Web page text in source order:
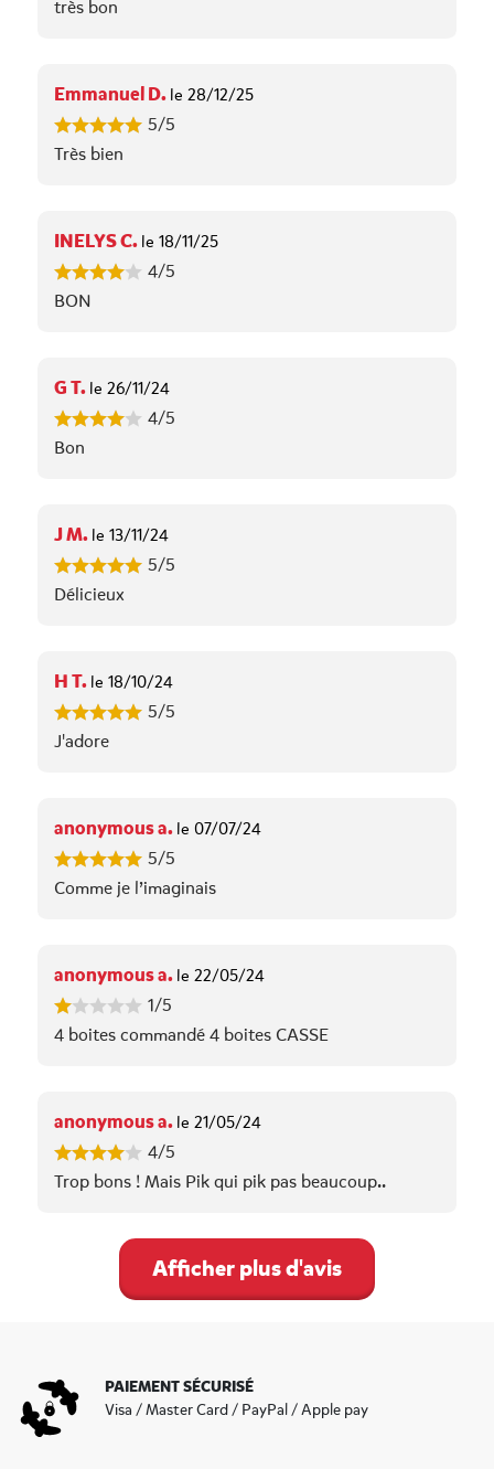
très bon
Emmanuel D. le 28/12/25
5/5
Très bien
INELYS C. le 18/11/25
4/5
BON
G T. le 26/11/24
4/5
Bon
J M. le 13/11/24
5/5
Délicieux
H T. le 18/10/24
5/5
J'adore
anonymous a. le 07/07/24
5/5
Comme je l’imaginais
anonymous a. le 22/05/24
1/5
4 boites commandé 4 boites CASSE
anonymous a. le 21/05/24
4/5
Trop bons ! Mais Pik qui pik pas beaucoup..
Afficher plus d'avis
PAIEMENT SÉCURISÉ
Visa / Master Card / PayPal / Apple pay